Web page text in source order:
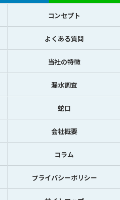
コンセプト
よくある質問
当社の特徴
漏水調査
蛇口
会社概要
コラム
プライバシーポリシー